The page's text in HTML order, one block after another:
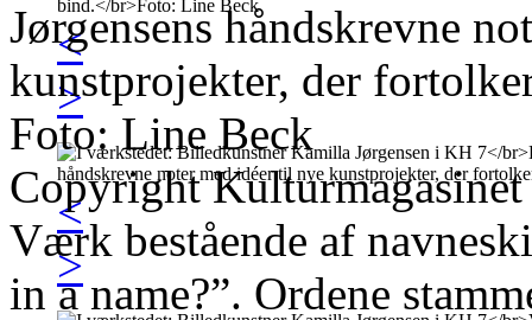
<
>
<
>
Jørgensens håndskrevne
kunstprojekter, der
Foto: Line Beck
Copyright
Værk bestående af
in a name?”. Ordene